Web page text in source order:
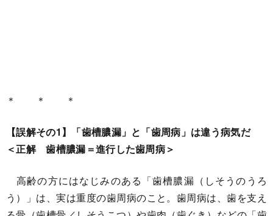
＊ ＊ ＊
【誤解その1】「歯槽膿漏」と「歯周病」は違う病気だ
＜正解 歯槽膿漏＝進行した歯周病＞
高齢の方にはなじみのある「歯槽膿漏（しそうのうろ
う）」は、実は重度の歯周病のこと。歯周病は、歯を支え